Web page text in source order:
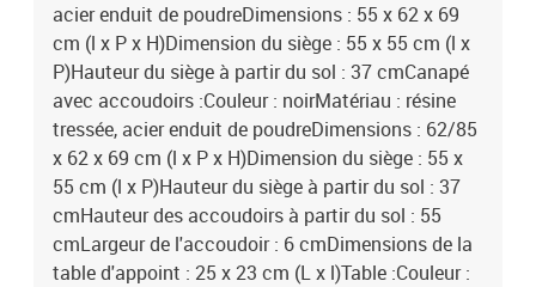
acier enduit de poudreDimensions : 55 x 62 x 69
cm (l x P x H)Dimension du siège : 55 x 55 cm (l x
P)Hauteur du siège à partir du sol : 37 cmCanapé
avec accoudoirs :Couleur : noirMatériau : résine
tressée, acier enduit de poudreDimensions : 62/85
x 62 x 69 cm (l x P x H)Dimension du siège : 55 x
55 cm (l x P)Hauteur du siège à partir du sol : 37
cmHauteur des accoudoirs à partir du sol : 55
cmLargeur de l'accoudoir : 6 cmDimensions de la
table d'appoint : 25 x 23 cm (L x l)Table :Couleur :